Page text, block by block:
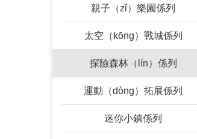
親子（zǐ）樂園係列
太空（kōng）戰城係列
探險森林（lín）係列
運動（dòng）拓展係列
迷你小鎮係列